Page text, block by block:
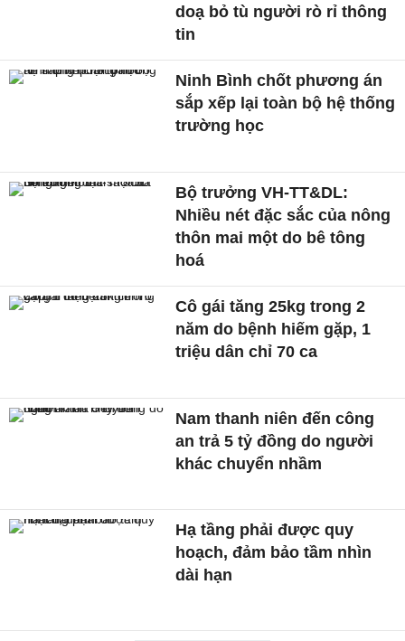
doạ bỏ tù người rò rỉ thông
tin
Ninh Bình chốt phương án
sắp xếp lại toàn bộ hệ thống
trường học
Bộ trưởng VH-TT&DL:
Nhiều nét đặc sắc của nông
thôn mai một do bê tông
hoá
Cô gái tăng 25kg trong 2
năm do bệnh hiếm gặp, 1
triệu dân chỉ 70 ca
Nam thanh niên đến công
an trả 5 tỷ đồng do người
khác chuyển nhầm
Hạ tầng phải được quy
hoạch, đảm bảo tầm nhìn
dài hạn